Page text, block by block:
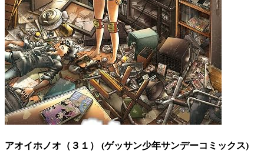
アオイホノオ（３１） (ゲッサン少年サンデーコミックス)